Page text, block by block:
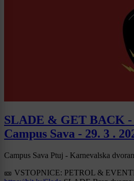
SLADE & GET BACK -
Campus Sava - 29. 3 .
Campus Sava Ptuj - Karnevalska
🎫 VSTOPNICE: PETROL &